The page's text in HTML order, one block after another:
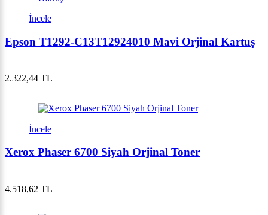
İncele
Epson T1292-C13T12924010 Mavi Orjinal Kartuş
2.322,44 TL
İncele
Xerox Phaser 6700 Siyah Orjinal Toner
4.518,62 TL